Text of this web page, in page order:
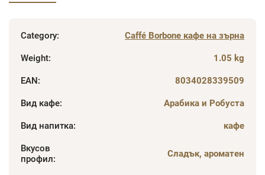
Category: Caffé Borbone кафе на зърна
Weight: 1.05 kg
EAN: 8034028339509
Вид кафе: Арабика и Робуста
Вид напитка: кафе
Вкусов
профил: Сладък, ароматен